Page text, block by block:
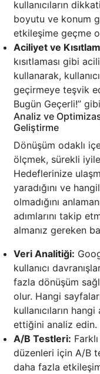
kullanıcıların
boyutu ve konum
etkileşime geçme
Aciliyet ve
kısıtlaması gibi
kullanarak,
geçirmeye teşvik
Bugün Geçerli!”
Analiz ve
Geliştirme
Dönüşüm odaklı
ölçmek, sürekli
Hedeflerinize
yaradığını ve
olmadığını
adımlarını takip
almanız gereken
Veri Analitiği:
kullanıcı
fazla dönüşüm
olur. Hangi
kullanıcıların
ettiğini analiz edin.
A/B Testleri:
düzenleri için A/B
daha fazla